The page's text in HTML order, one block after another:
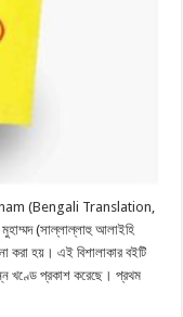
(Bengali Translation,
(সাল্লাল্লাহু আলাইহি
করা হয়। এই বিশালাকার বইটি
খণ্ডে প্রকাশ করেছে। প্রথম